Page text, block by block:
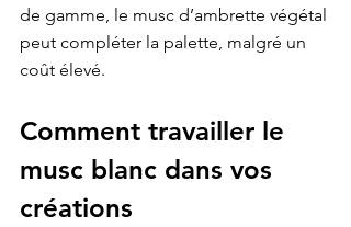
de gamme, le musc d’ambrette végétal
peut compléter la palette, malgré un
coût élevé.
Comment travailler le
musc blanc dans vos
créations